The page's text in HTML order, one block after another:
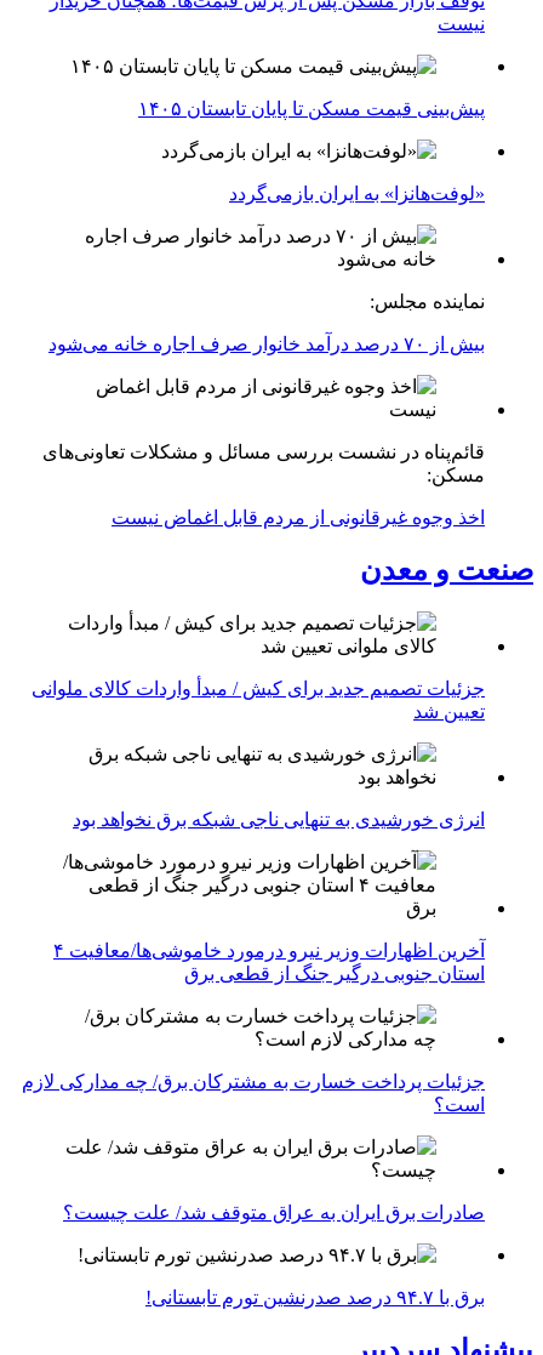
نیست
پیش‌بینی قیمت مسکن تا پایان تابستان ۱۴۰۵
«لوفت‌هانزا» به ایران بازمی‌گردد
نماینده مجلس:
بیش از ۷۰ درصد درآمد خانوار صرف اجاره خانه می‌شود
قائم‌پناه در نشست بررسی مسائل و مشکلات تعاونی‌های
مسکن:
اخذ وجوه غیرقانونی از مردم قابل اغماض نیست
صنعت و معدن
جزئیات تصمیم جدید برای کیش / مبدأ واردات کالای ملوانی
تعیین شد
انرژی خورشیدی به تنهایی ناجی شبکه برق نخواهد بود
آخرین اظهارات وزیر نیرو درمورد خاموشی‌ها/معافیت ۴
استان جنوبی درگیر جنگ از قطعی برق
جزئیات پرداخت خسارت به مشترکان برق/ چه مدارکی لازم
است؟
صادرات برق ایران به عراق متوقف شد/ علت چیست؟
برق با ۹۴.۷ درصد صدرنشین تورم تابستانی!